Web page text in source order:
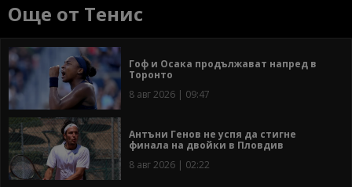
Още от Тенис
Гоф и Осака продължават напред в
Торонто
8 авг 2026 | 09:47
Антъни Генов не успя да стигне
финала на двойки в Пловдив
8 авг 2026 | 02:22